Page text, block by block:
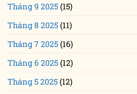
Tháng 9 2025(15)
Tháng 8 2025(11)
Tháng 7 2025(16)
Tháng 6 2025(12)
Tháng 5 2025(12)